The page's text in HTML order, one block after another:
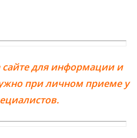
для информации и
при личном приеме у